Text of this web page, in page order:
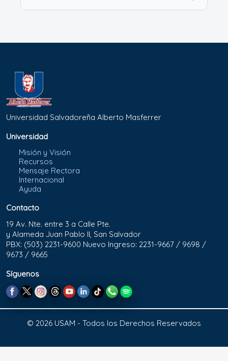
Universidad Salvadoreña Alberto Masferrer
Universidad
Misión y Visión
Recursos
Mensaje Rectora
Internacional
Ayuda
Contacto
19 Av. Nte. entre 3 a Calle Pte.
y Alameda Juan Pablo II, San Salvador
PBX: (503) 2231-9600 Nuevo Ingreso: 2231-9667 / 9698 /
9673 / 9665
Síguenos
© 2026 USAM - Todos los Derechos Reservados